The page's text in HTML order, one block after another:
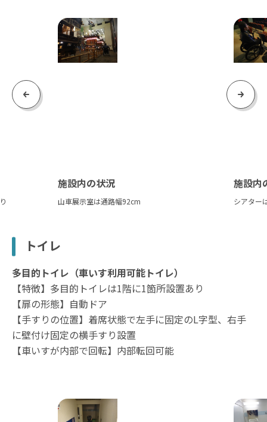
Previous
施設内の状況
山車展示室は通路幅92cm
施設内
シアター
Next
トイレ
多目的トイレ（車いす利用可能トイレ）
【特徴】多目的トイレは1階に1箇所設置あり
【扉の形態】自動ドア
【手すりの位置】着席状態で左手に固定のL字型、右手
に壁付け固定の横手すり設置
【車いすが内部で回転】内部転回可能